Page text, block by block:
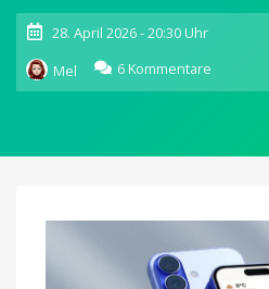
28. April 2026 - 20:30 Uhr
Mel
6 Kommentare
Stilomat:
zum
Wetter